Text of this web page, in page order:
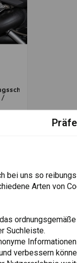
/
bei uns so
Arten von
Suchleiste.
verbessern